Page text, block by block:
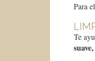
Para
Te